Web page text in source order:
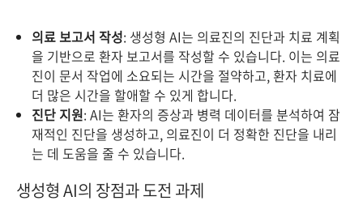
의료 보고서 작성: 생성형 AI는 의료진의 진단과 치료 계획
을 기반으로 환자 보고서를 작성할 수 있습니다. 이는 의료
진이 문서 작업에 소요되는 시간을 절약하고, 환자 치료에
더 많은 시간을 할애할 수 있게 합니다.
진단 지원: AI는 환자의 증상과 병력 데이터를 분석하여 잠
재적인 진단을 생성하고, 의료진이 더 정확한 진단을 내리
는 데 도움을 줄 수 있습니다.
생성형 AI의 장점과 도전 과제